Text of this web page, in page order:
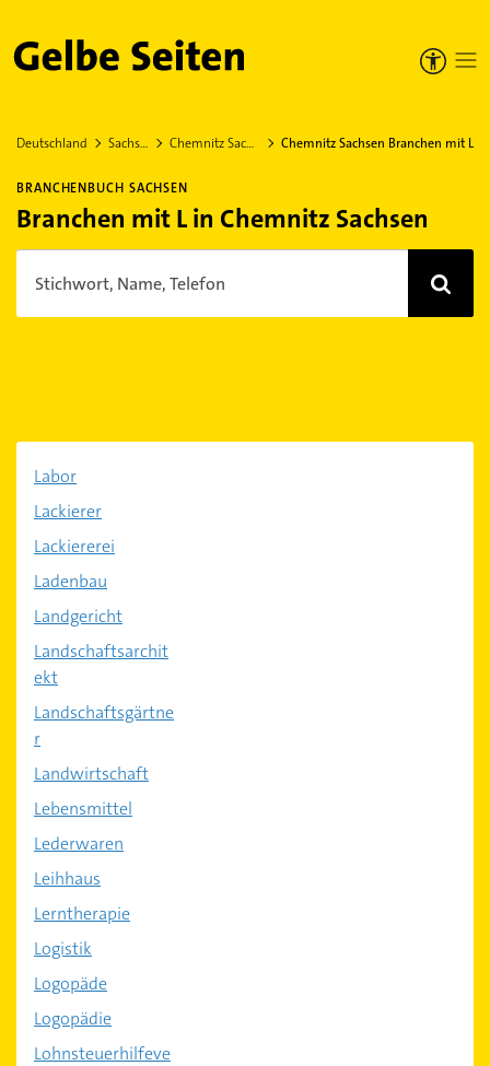
Gelbe Seiten
Deutschland Sachsen Chemnitz Sachsen Chemnitz Sachsen Branchen mit L
BRANCHENBUCH SACHSEN
Branchen mit L in Chemnitz Sachsen
Stichwort, Name, Telefon
Labor
Lackierer
Lackiererei
Ladenbau
Landgericht
Landschaftsarchit
ekt
Landschaftsgärtne
r
Landwirtschaft
Lebensmittel
Lederwaren
Leihhaus
Lerntherapie
Logistik
Logopäde
Logopädie
Lohnsteuerhilfeve